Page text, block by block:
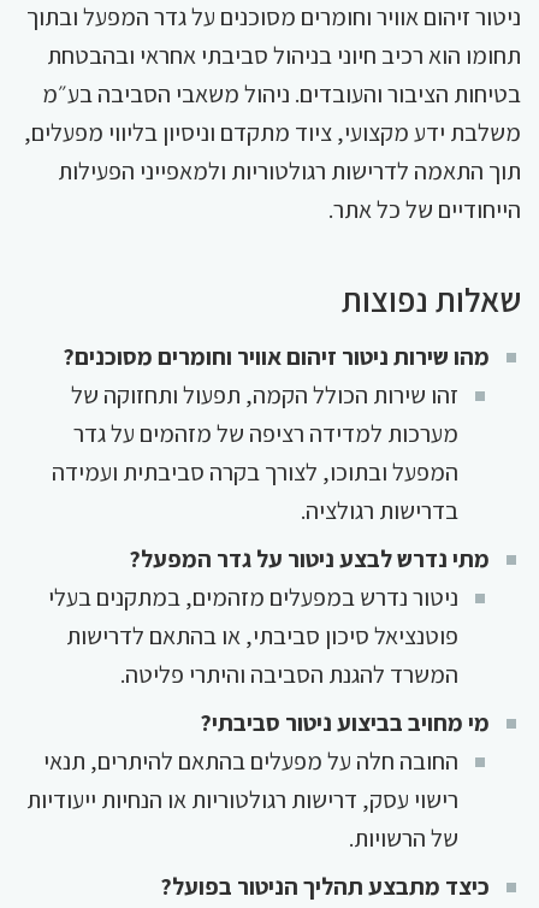
ניטור זיהום אוויר וחומרים מסוכנים על גדר המפעל ובתוך
תחומו הוא רכיב חיוני בניהול סביבתי אחראי ובהבטחת
בטיחות הציבור והעובדים. ניהול משאבי הסביבה בע״מ
משלבת ידע מקצועי, ציוד מתקדם וניסיון בליווי מפעלים,
תוך התאמה לדרישות רגולטוריות ולמאפייני הפעילות
הייחודיים של כל אתר.
שאלות נפוצות
מהו שירות ניטור זיהום אוויר וחומרים מסוכנים?
זהו שירות הכולל הקמה, תפעול ותחזוקה של
מערכות למדידה רציפה של מזהמים על גדר
המפעל ובתוכו, לצורך בקרה סביבתית ועמידה
בדרישות רגולציה.
מתי נדרש לבצע ניטור על גדר המפעל?
ניטור נדרש במפעלים מזהמים, במתקנים בעלי
פוטנציאל סיכון סביבתי, או בהתאם לדרישות
המשרד להגנת הסביבה והיתרי פליטה.
מי מחויב בביצוע ניטור סביבתי?
החובה חלה על מפעלים בהתאם להיתרים, תנאי
רישוי עסק, דרישות רגולטוריות או הנחיות ייעודיות
של הרשויות.
כיצד מתבצע תהליך הניטור בפועל?